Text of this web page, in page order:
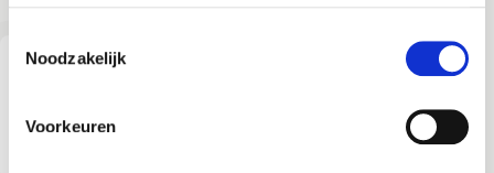
Noodzakelijk
Voorkeuren